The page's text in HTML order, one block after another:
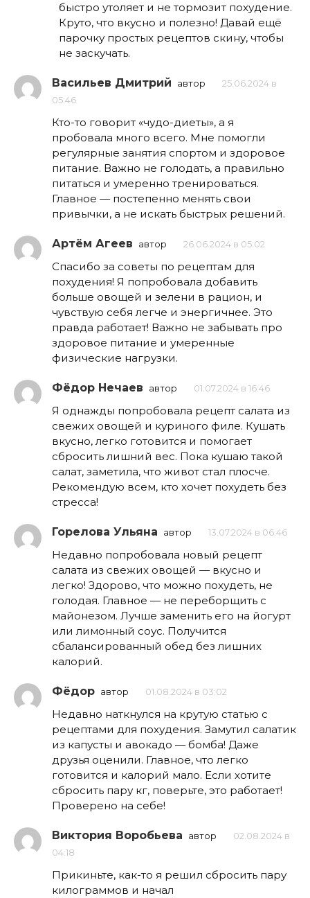
быстро утоляет и не тормозит похудение.
Круто, что вкусно и полезно! Давай ещё
парочку простых рецептов скину, чтобы
не заскучать.
Васильев Дмитрий автор
25.06.2024 в
05:46
Кто-то говорит «чудо-диеты», а я
пробовала много всего. Мне помогли
регулярные занятия спортом и здоровое
питание. Важно не голодать, а правильно
питаться и умеренно тренироваться.
Главное — постепенно менять свои
привычки, а не искать быстрых решений.
Артём Агеев автор 26.06.2024 в 05:02
Спасибо за советы по рецептам для
похудения! Я попробовала добавить
больше овощей и зелени в рацион, и
чувствую себя легче и энергичнее. Это
правда работает! Важно не забывать про
здоровое питание и умеренные
физические нагрузки.
Фёдор Нечаев автор 01.07.2024 в 16:46
Я однажды попробовала рецепт салата из
свежих овощей и куриного филе. Кушать
вкусно, легко готовится и помогает
сбросить лишний вес. Пока кушаю такой
салат, заметила, что живот стал плосче.
Рекомендую всем, кто хочет похудеть без
стресса!
Горелова Ульяна автор 13.07.2024 в 06:46
Недавно попробовала новый рецепт
салата из свежих овощей — вкусно и
легко! Здорово, что можно похудеть, не
голодая. Главное — не переборщить с
майонезом. Лучше заменить его на йогурт
или лимонный соус. Получится
сбалансированный обед без лишних
калорий.
Фёдор автор 01.08.2024 в 03:02
Недавно наткнулся на крутую статью с
рецептами для похудения. Замутил салатик
из капусты и авокадо — бомба! Даже
друзья оценили. Главное, что легко
готовится и калорий мало. Если хотите
сбросить пару кг, поверьте, это работает!
Проверено на себе!
Виктория Воробьева автор
02.08.2024 в
04:18
Прикиньте, как-то я решил сбросить пару
килограммов и начал